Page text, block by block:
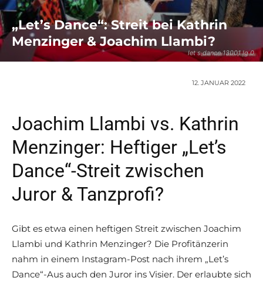
let s dance 13001 lg 0
„Let’s Dance“: Streit bei Kathrin
Menzinger & Joachim Llambi?
12. JANUAR 2022
Joachim Llambi vs. Kathrin
Menzinger: Heftiger „Let’s
Dance“-Streit zwischen
Juror & Tanzprofi?
Gibt es etwa einen heftigen Streit zwischen Joachim
Llambi und Kathrin Menzinger? Die Profitänzerin
nahm in einem Instagram-Post nach ihrem „Let’s
Dance“-Aus auch den Juror ins Visier. Der erlaubte sich